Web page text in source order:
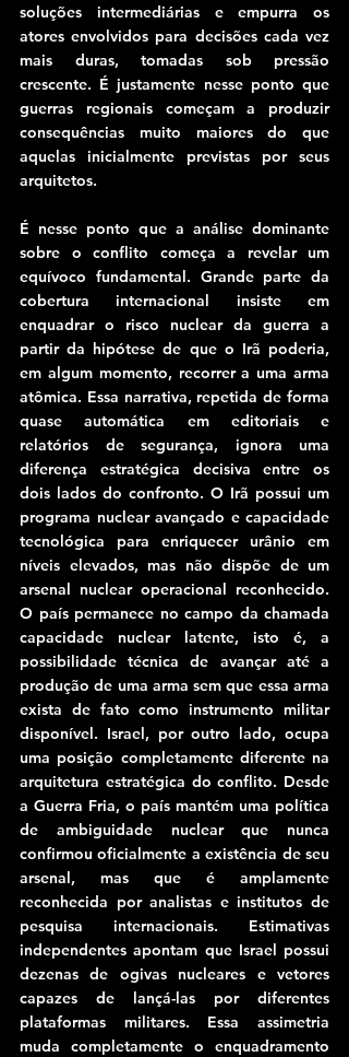
soluções intermediárias e empurra os
atores envolvidos para decisões cada vez
mais duras, tomadas sob pressão
crescente. É justamente nesse ponto que
guerras regionais começam a produzir
consequências muito maiores do que
aquelas inicialmente previstas por seus
arquitetos.
É nesse ponto que a análise dominante
sobre o conflito começa a revelar um
equívoco fundamental. Grande parte da
cobertura internacional insiste em
enquadrar o risco nuclear da guerra a
partir da hipótese de que o Irã poderia,
em algum momento, recorrer a uma arma
atômica. Essa narrativa, repetida de forma
quase automática em editoriais e
relatórios de segurança, ignora uma
diferença estratégica decisiva entre os
dois lados do confronto. O Irã possui um
programa nuclear avançado e capacidade
tecnológica para enriquecer urânio em
níveis elevados, mas não dispõe de um
arsenal nuclear operacional reconhecido.
O país permanece no campo da chamada
capacidade nuclear latente, isto é, a
possibilidade técnica de avançar até a
produção de uma arma sem que essa arma
exista de fato como instrumento militar
disponível. Israel, por outro lado, ocupa
uma posição completamente diferente na
arquitetura estratégica do conflito. Desde
a Guerra Fria, o país mantém uma política
de ambiguidade nuclear que nunca
confirmou oficialmente a existência de seu
arsenal, mas que é amplamente
reconhecida por analistas e institutos de
pesquisa internacionais. Estimativas
independentes apontam que Israel possui
dezenas de ogivas nucleares e vetores
capazes de lançá-las por diferentes
plataformas militares. Essa assimetria
muda completamente o enquadramento